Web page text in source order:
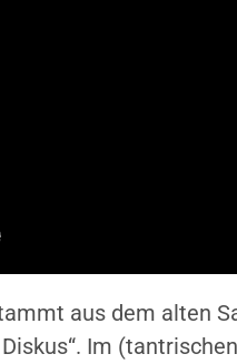
aus dem alten
Im